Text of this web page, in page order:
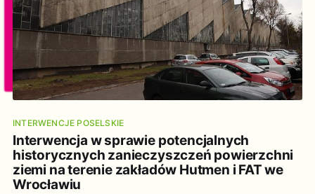
INTERWENCJE POSELSKIE
Interwencja w sprawie potencjalnych
historycznych zanieczyszczeń powierzchni
ziemi na terenie zakładów Hutmen i FAT we
Wrocławiu